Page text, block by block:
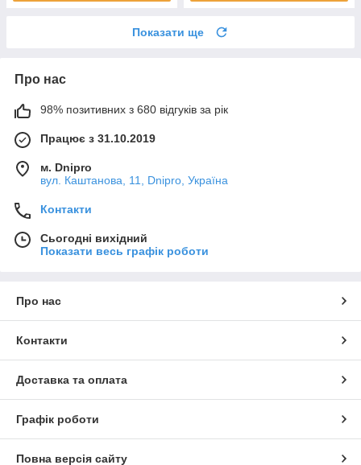
Показати ще
Про нас
98% позитивних з 680 відгуків за рік
Працює з 31.10.2019
м. Dnipro
вул. Каштанова, 11, Dnipro, Україна
Контакти
Сьогодні вихідний
Показати весь графік роботи
Про нас
Контакти
Доставка та оплата
Графік роботи
Повна версія сайту